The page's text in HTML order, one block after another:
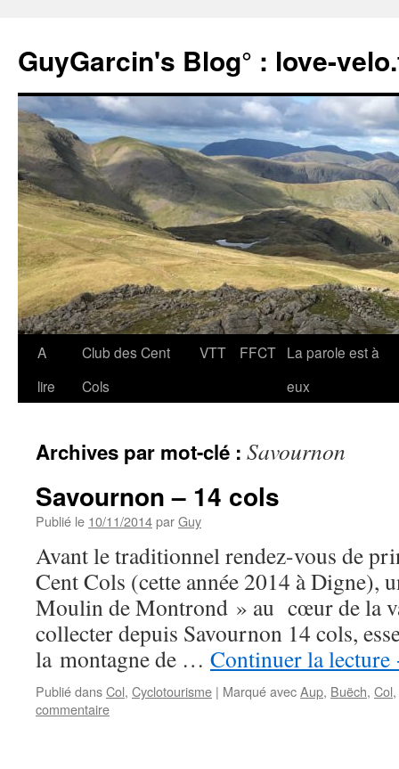
contenu
GuyGarcin's Blog° : love-
A
lire
Club des Cent
Cols
VTT FFCT La parole est à
eux
Archives par mot-clé : Savournon
Savournon – 14 cols
Publié le 10/11/2014parGuy
Avant le traditionnel rendez-vous de
Cent Cols (cette année 2014 à Digne),
Moulin de Montrond » au cœur de la
collecter depuis Savournon 14 cols,
la montagne de … Continuer la lecture
Publié dansCol, Cyclotourisme | Marqué avecAup, Buëch, Col,
commentaire